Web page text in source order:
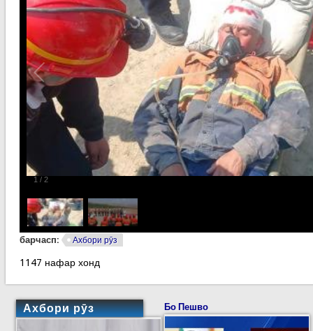
1 / 2
барчасп: Ахбори рӯз
1147 нафар хонд
Ахбори рӯз Бо Пешво